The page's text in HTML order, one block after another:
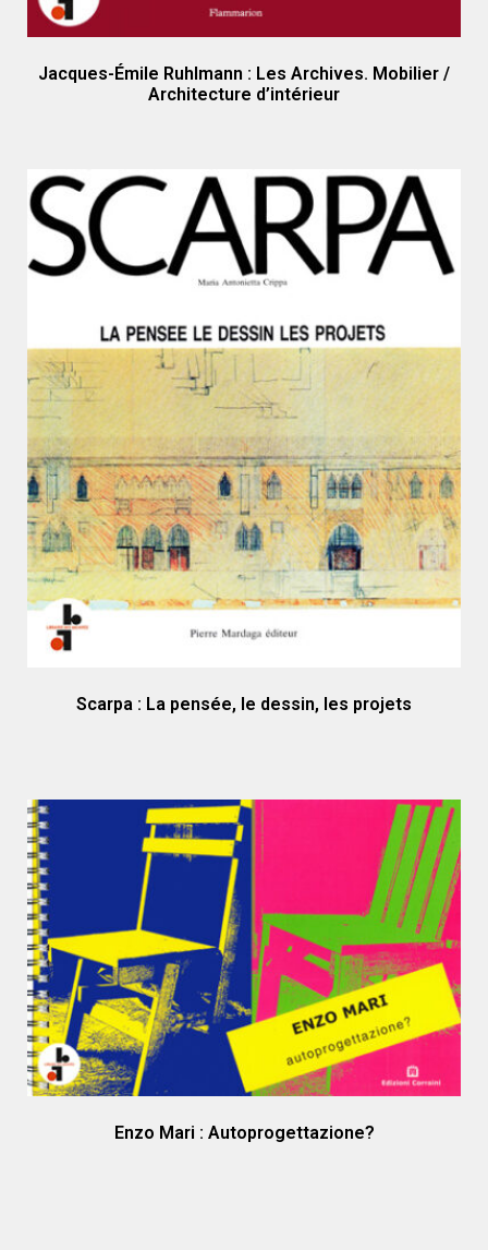
Jacques-Émile Ruhlmann : Les Archives. Mobilier /
Architecture d’intérieur
Scarpa : La pensée, le dessin, les projets
Enzo Mari : Autoprogettazione?